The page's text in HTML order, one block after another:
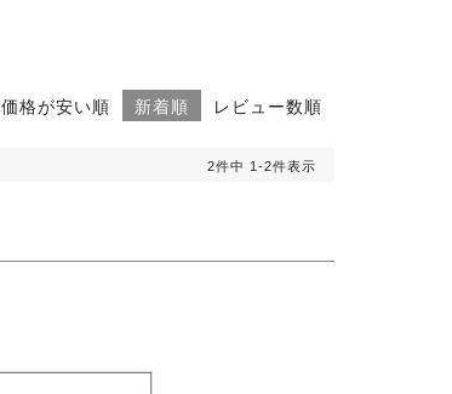
価格が安い順 新着順 レビュー数順
2件中 1 -2件表示